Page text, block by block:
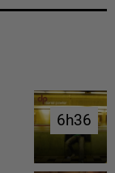
6h36
6h36